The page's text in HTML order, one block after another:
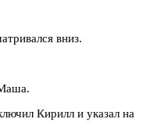
вниз.
Кирилл и указал на